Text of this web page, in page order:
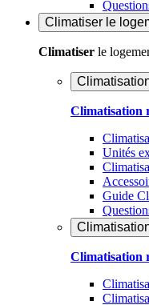
Climatiser le
Climatiser le
Climatisation
Unités
Guide
Climatisation